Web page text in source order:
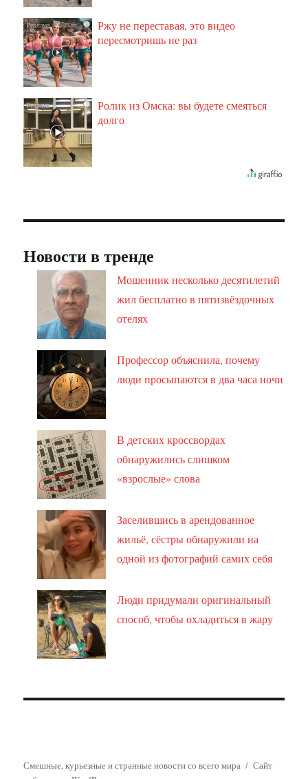
i
Ржу не переставая, это видео
пересмотришь не раз
i
Ролик из Омска: вы будете смеяться
долго
Новости в тренде
Мошенник несколько десятилетий
жил бесплатно в пятизвёздочных
отелях
Профессор объяснила, почему
люди просыпаются в два часа ночи
В детских кроссвордах
обнаружились слишком
«взрослые» слова
Заселившись в арендованное
жильё, сёстры обнаружили на
одной из фотографий самих себя
Люди придумали оригинальный
способ, чтобы охладиться в жару
Смешные, курьезные и странные новости со всего мира
Сайт